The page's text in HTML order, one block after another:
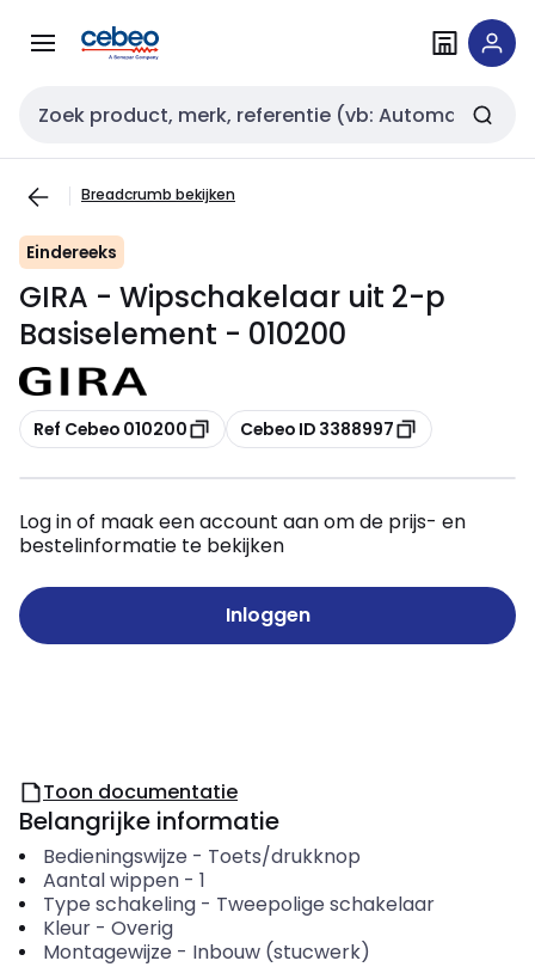
naar
naar
Zoekveld invoer
Breadcrumb bekijken
Eindereeks
GIRA - Wipschakelaar uit 2-p
Basiselement - 010200
Kopiëren
Ref Cebeo 010200 Kopiëren
Cebeo ID 3388997
Log in of maak een account aan om de prijs- en
bestelinformatie te bekijken
Inloggen
Toon documentatie
Belangrijke informatie
Bedieningswijze - Toets/drukknop
Aantal wippen- 1
Type schakeling- Tweepolige schakelaar
Kleur- Overig
Montagewijze - Inbouw (stucwerk)